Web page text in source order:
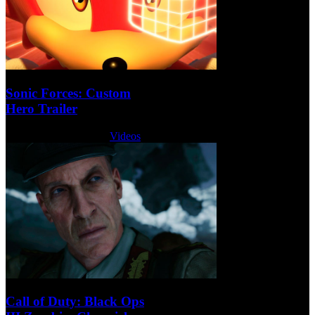
Sonic Forces: Custom
Hero Trailer
Videos
Call of Duty: Black Ops